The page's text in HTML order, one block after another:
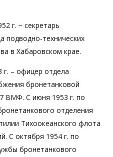
г. − секретарь
подводно-технических
в Хабаровском крае.
г. – офицер отдела
бронетанковой
ВМФ. С июня 1953 г. по
отделения
Тихоокеанского флота
С октября 1954 г. по
бронетанкового